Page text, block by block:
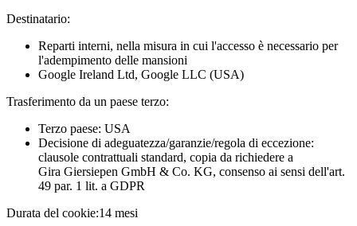
Destinatario:
Reparti interni, nella misura in cui l'accesso è necessario per
l'adempimento delle mansioni
Google Ireland Ltd, Google LLC (USA)
Trasferimento da un paese terzo:
Terzo paese: USA
Decisione di adeguatezza/garanzie/regola di eccezione:
clausole contrattuali standard, copia da richiedere a
Gira Giersiepen GmbH & Co. KG, consenso ai sensi dell'art.
49 par. 1 lit. a GDPR
Durata del cookie:14 mesi